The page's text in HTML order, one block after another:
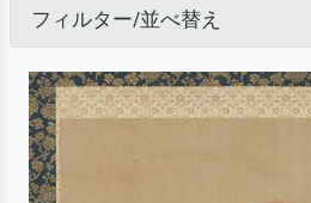
フィルター/並べ替え